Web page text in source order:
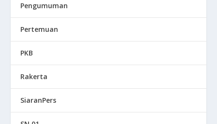
Pengumuman
Pertemuan
PKB
Rakerta
SiaranPers